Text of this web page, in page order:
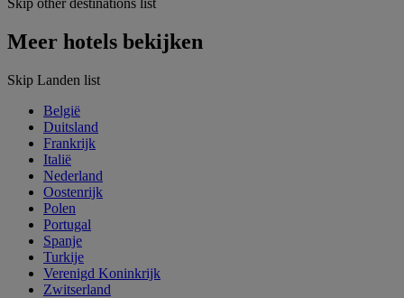
Skip other destinations list
Meer hotels bekijken
Skip Landen list
België
Duitsland
Frankrijk
Italië
Nederland
Oostenrijk
Polen
Portugal
Spanje
Turkije
Verenigd Koninkrijk
Zwitserland